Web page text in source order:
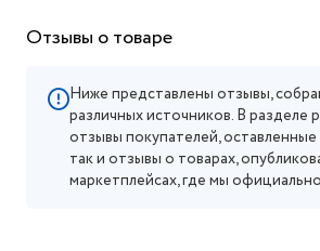
Отзывы о товаре
Ниже представлены отзывы,
различных источников. В разделе
отзывы покупателей,
так и отзывы о товарах,
маркетплейсах, где мы